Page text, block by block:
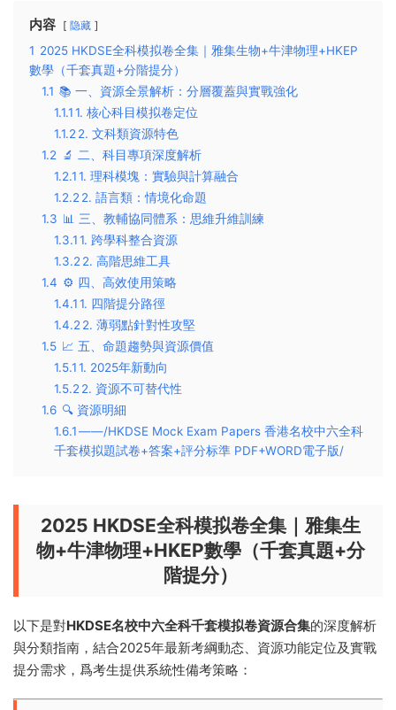
内容 隐藏
1 2025 HKDSE全科模拟卷全集｜雅集生物+牛津物理+HKEP
數學（千套真題+分階提分）
1.1 📚 ​一、資源全景解析：分層覆蓋與實戰強化​
1.1.1​1. 核心科目模拟卷定位​
1.1.2 ​2. 文科類資源特色​
1.2 🔬 ​二、科目專項深度解析​
1.2.1​1. 理科模塊：實驗與計算融合​
1.2.2 ​2. 語言類：情境化命題​
1.3 📊 ​三、教輔協同體系：思維升維訓練​
1.3.1​1. 跨學科整合資源​
1.3.2 ​2. 高階思維工具​
1.4 ⚙️ ​四、高效使用策略​
1.4.1​1. 四階提分路徑​
1.4.2 ​2. 薄弱點針對性攻堅​
1.5 📈 ​五、命題趨勢與資源價值​
1.5.1​1. 2025年新動向​
1.5.2 ​2. 資源不可替代性​
1.6 🔍 ​資源明細​
1.6.1​——/HKDSE Mock Exam Papers 香港名校中六全科
千套模拟題試卷+答案+評分标準 PDF+WORD電子版/
2025 HKDSE全科模拟卷全集｜雅集生
物+牛津物理+HKEP數學（千套真題+分
階提分）
以下是對HKDSE名校中六全科千套模拟卷資源合集的深度解析
與分類指南，結合2025年最新考綱動态、資源功能定位及實戰
提分需求，爲考生提供系統性備考策略：